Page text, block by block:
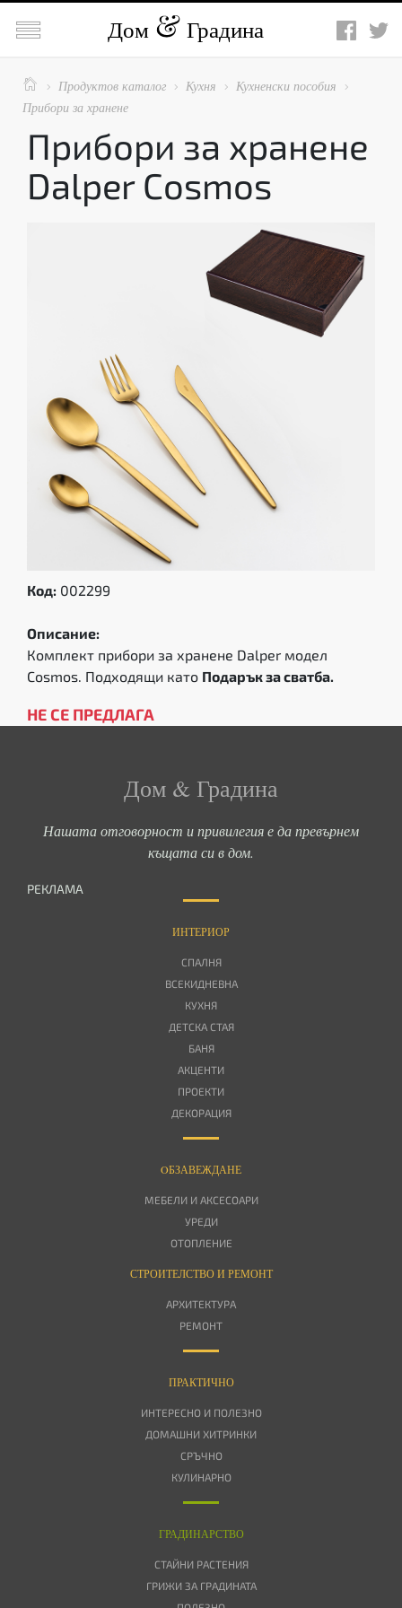
 Дом Градина
  Продуктов каталог  Кухня  Кухненски пособия 
Прибори за хранене
Прибори за хранене
Dalper Cosmos
Код: 002299
Описание:
Комплект прибори за хранене Dalper модел
Cosmos. Подходящи като Подарък за сватба.
НЕ СЕ ПРЕДЛАГА
Дом & Градина
Нашата отговорност и привилегия е да превърнем
къщата си в дом.
РЕКЛАМА
ИНТЕРИОР
СПАЛНЯ
ВСЕКИДНЕВНА
КУХНЯ
ДЕТСКА СТАЯ
БАНЯ
АКЦЕНТИ
ПРОЕКТИ
ДЕКОРАЦИЯ
OБЗАВЕЖДАНЕ
МЕБЕЛИ И АКСЕСОАРИ
УРЕДИ
ОТОПЛЕНИЕ
СТРОИТЕЛСТВО И РЕМОНТ
АРХИТЕКТУРА
РЕМОНТ
ПРАКТИЧНО
ИНТЕРЕСНО И ПОЛЕЗНО
ДОМАШНИ ХИТРИНКИ
СРЪЧНО
КУЛИНАРНО
ГРАДИНАРСТВО
СТАЙНИ РАСТЕНИЯ
ГРИЖИ ЗА ГРАДИНАТА